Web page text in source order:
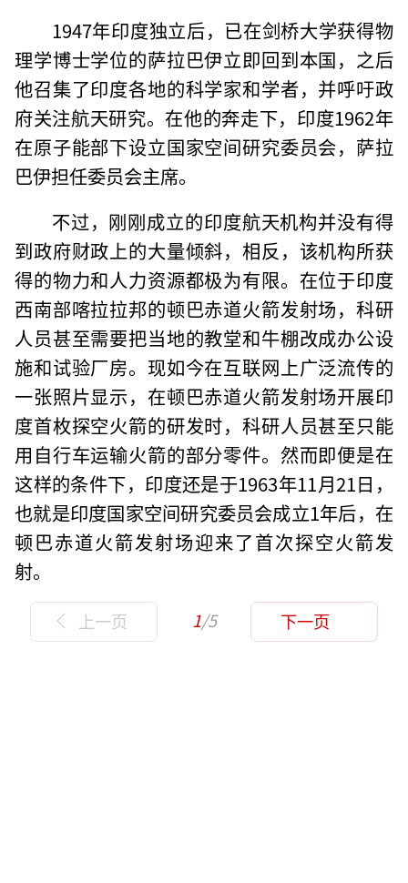
1947年印度独立后，已在剑桥大学获得物
理学博士学位的萨拉巴伊立即回到本国，之后
他召集了印度各地的科学家和学者，并呼吁政
府关注航天研究。在他的奔走下，印度1962年
在原子能部下设立国家空间研究委员会，萨拉
巴伊担任委员会主席。
不过，刚刚成立的印度航天机构并没有得
到政府财政上的大量倾斜，相反，该机构所获
得的物力和人力资源都极为有限。在位于印度
西南部喀拉拉邦的顿巴赤道火箭发射场，科研
人员甚至需要把当地的教堂和牛棚改成办公设
施和试验厂房。现如今在互联网上广泛流传的
一张照片显示，在顿巴赤道火箭发射场开展印
度首枚探空火箭的研发时，科研人员甚至只能
用自行车运输火箭的部分零件。然而即便是在
这样的条件下，印度还是于1963年11月21日，
也就是印度国家空间研究委员会成立1年后，在
顿巴赤道火箭发射场迎来了首次探空火箭发
射。
上一页 1/5 下一页